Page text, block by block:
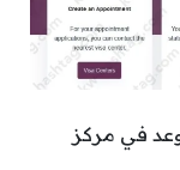
في مركز